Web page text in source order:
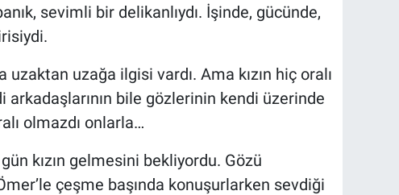
sevimli bir delikanlıydı. İşinde, gücünde,
uzağa ilgisi vardı. Ama kızın hiç oralı
arkadaşlarının bile gözlerinin kendi üzerinde
olmazdı onlarla…
kızın gelmesini bekliyordu. Gözü
çeşme başında konuşurlarken sevdiği